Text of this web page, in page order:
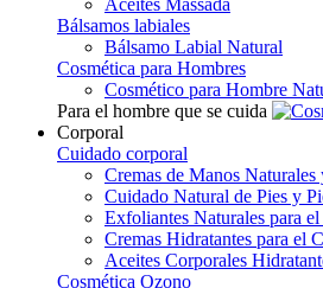
Aceites Massada
Bálsamos labiales
Bálsamo Labial Natural
Cosmética para Hombres
Cosmético para Hombre
Para el hombre que se cuida
Corporal
Cuidado corporal
Cremas de Manos Naturales
Cuidado Natural de Pies y
Exfoliantes Naturales para
Cremas Hidratantes para el
Aceites Corporales
Cosmética Ozono